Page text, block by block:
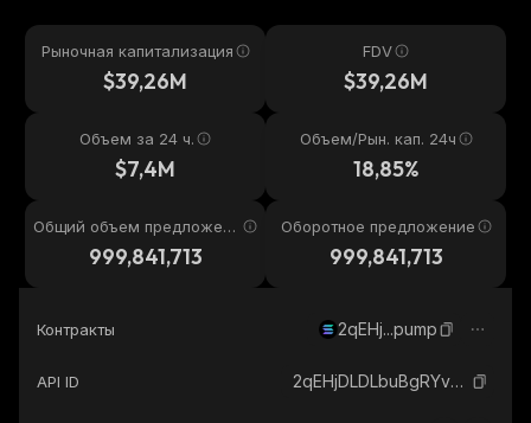
Рыночная капитализация
$39,26M
FDV
$39,26M
Объем за 24 ч.
$7,4M
Объем/Рын. кап. 24ч
18,85%
Общий объем предложени
999,841,713
Оборотное предложение
999,841,713
Контракты 2qEHj...pump
API ID 2qEHjDLDLbuBgRYvsxhc5D6uDWAivNFZGan56P1tpump_solana